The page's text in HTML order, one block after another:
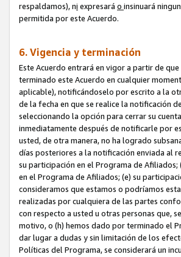
respaldamos), ni expresará o insinuará
permitida por este Acuerdo.
6. Vigencia y terminación
Este Acuerdo entrará en vigor a partir de
terminado este Acuerdo en cualquier
aplicable), notificándoselo por escrito a la
de la fecha en que se realice la notificación
seleccionando la opción para cerrar su
inmediatamente después de notificarle por
usted, de otra manera, no ha logrado
días posteriores a la notificación enviada al
su participación en el Programa de
en el Programa de Afiliados; (e) su
consideramos que estamos o podríamos
realizadas por cualquiera de las partes
con respecto a usted u otras personas que,
motivo, o (h) hemos dado por terminado el
dar lugar a dudas y sin limitación de los
Políticas del Programa, se considerará un